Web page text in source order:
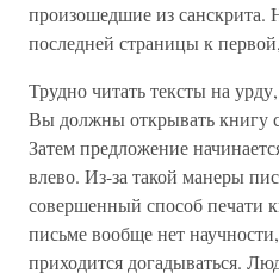
произошедшие из санскрита.
последней страницы к
Трудно читать тексты на
Вы должны открывать книгу
Затем предложение
влево. Из-за такой манеры
совершенный способ печати
письме вообще нет
приходится догадываться.